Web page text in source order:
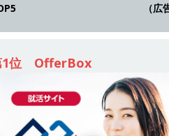
（広告
1位 OfferBox